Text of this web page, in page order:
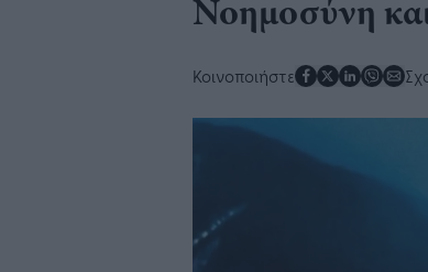
Νοημοσύνη
Κοινοποιήστε